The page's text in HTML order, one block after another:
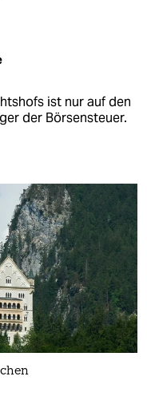
ist nur auf den
der Börsensteuer.